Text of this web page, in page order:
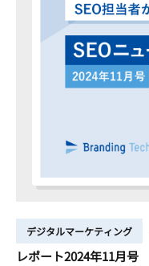
デジタルマーケティング
レポート2024年11月号